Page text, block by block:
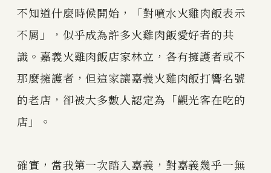
不知道什麼時候開始，「對噴水火雞肉飯表示
不屑」，似乎成為許多火雞肉飯愛好者的共
識。嘉義火雞肉飯店家林立，各有擁護者或不
那麼擁護者，但這家讓嘉義火雞肉飯打響名號
的老店，卻被大多數人認定為「觀光客在吃的
店」。
確實，當我第一次踏入嘉義，對嘉義幾乎一無